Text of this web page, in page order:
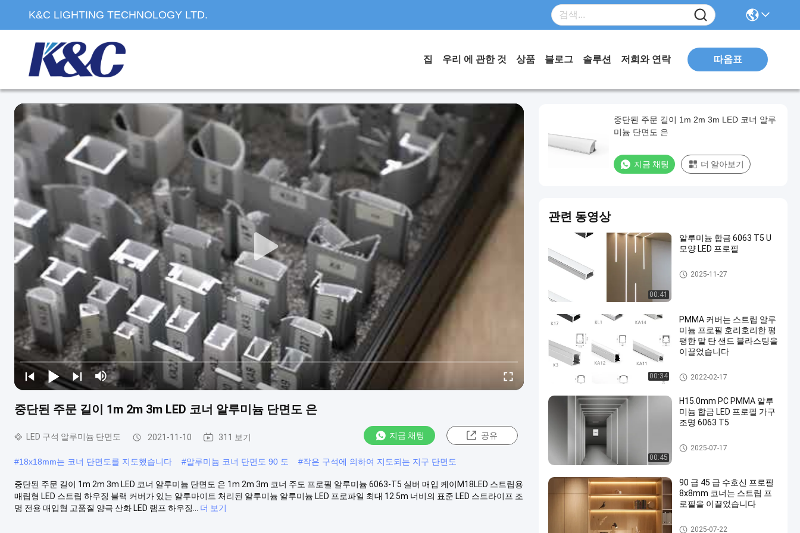
K&C LIGHTING TECHNOLOGY LTD.
집 우리 에 관한 것 상품 블로그 솔루션 저희와 연락 따옴표
중단된 주문 길이 1m 2m 3m LED 코너 알루미늄 단면도 은
LED 구석 알루미늄 단면도 2021-11-10 311 보기 지금 채팅 공유
#18x18mm는 코너 단면도를 지도했습니다 #알루미늄 코너 단면도 90 도 #작은 구석에 의하여 지도되는 지구 단면도
중단된 주문 길이 1m 2m 3m LED 코너 알루미늄 단면도 은 1m 2m 3m 코너 주도 프로필 알루미늄 6063-T5 실버 매입 케이M18LED 스트립용
매립형 LED 스트립 하우징 블랙 커버가 있는 알루마이트 처리된 알루미늄 알루미늄 LED 프로파일 최대 12.5m 너비의 표준 LED 스트라이프 조
명 전용 매입형 고품질 양극 산화 LED 램프 하우징...
더 보기
중단된 주문 길이 1m 2m 3m LED 코너 알루
미늄 단면도 은
지금 채팅 더 알아보기
관련 동영상
00:41
알루미늄 합금 6063 T5 U
모양 LED 프로필
지도된 지구 알루미늄 단면도
2025-11-27
00:34
PMMA 커버는 스트립 알루
미늄 프로필 호리호리한 평
평한 말 탄 샌드 블라스팅을
이끌었습니다
지도된 지구 알루미늄 단면도
2022-02-17
00:45
H15.0mm PC PMMA 알루
미늄 합금 LED 프로필 가구
조명 6063 T5
지도된 지구 알루미늄 단면도
2025-07-17
90 급 45 급 수호신 프로필
8x8mm 코너는 스트립 프
로필을 이끌었습니다
LED 구석 알루미늄 단면도
2025-07-22